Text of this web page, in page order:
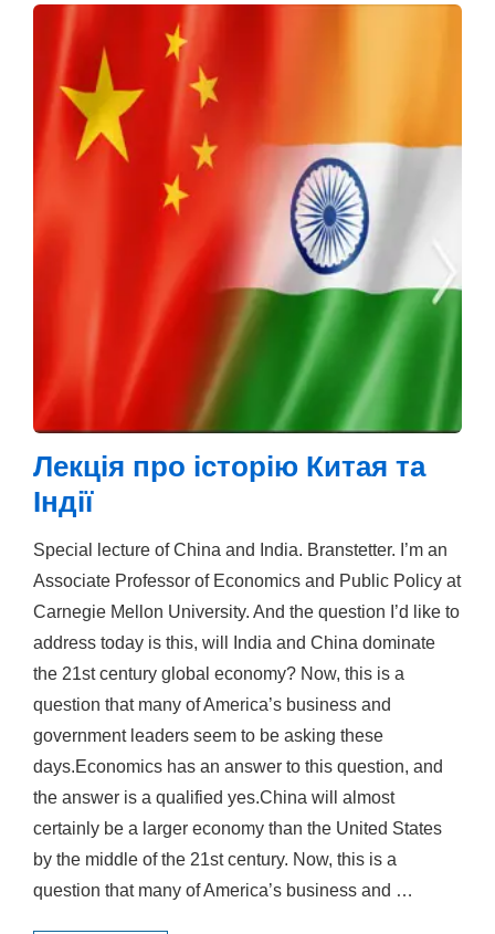
Лекція про історію Китая та
Індії
Special lecture of China and India. Branstetter. I’m an
Associate Professor of Economics and Public Policy at
Carnegie Mellon University. And the question I’d like to
address today is this, will India and China dominate
the 21st century global economy? Now, this is a
question that many of America’s business and
government leaders seem to be asking these
days.Economics has an answer to this question, and
the answer is a qualified yes.China will almost
certainly be a larger economy than the United States
by the middle of the 21st century. Now, this is a
question that many of America’s business and …